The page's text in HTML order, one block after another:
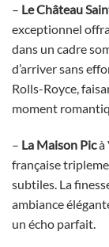
– Le Château
exceptionnel
dans un cadre
d’arriver sans
Rolls-Royce,
moment
– La Maison Picà
française
subtiles. La
ambiance
un écho parfait.